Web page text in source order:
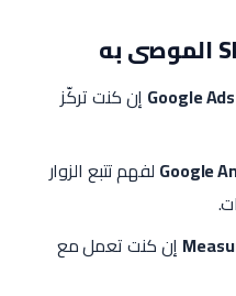
Google إن كنت تركّز
Google لفهم تتبع الزوار
إن كنت تعمل مع